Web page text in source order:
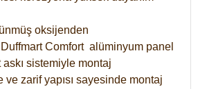
oksijenden
Comfort alüminyum panel
sistemiyle montaj
ve zarif yapısı sayesinde montaj